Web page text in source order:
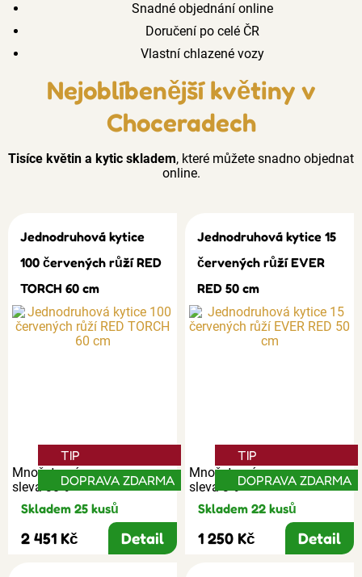
Snadné objednání online
Doručení po celé ČR
Vlastní chlazené vozy
Nejoblíbenější květiny v
Choceradech
Tisíce květin a kytic skladem, které můžete snadno objednat
online.
Jednodruhová kytice
100 červených růží RED
TORCH 60 cm
Množstevní
sleva 30%
TIP
DOPRAVA ZDARMA
Skladem 25 kusů
2 451 Kč Detail
Jednodruhová kytice 15
červených růží EVER
RED 50 cm
Množstevní
sleva 3%
TIP
DOPRAVA ZDARMA
Skladem 22 kusů
1 250 Kč Detail